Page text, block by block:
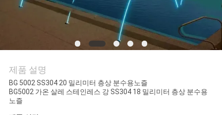
를
요
청
하
제품 설명
BG 5002 SS304 20 밀리미터 층상 분수용노즐
BG5002 가온 살레 스테인레스 강 SS304 18 밀리미터 층상 분수용
노즐